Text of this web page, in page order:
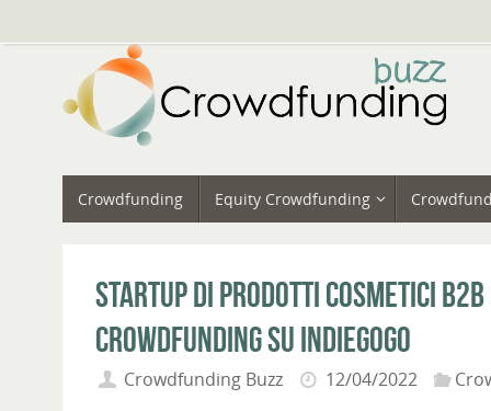
al
contenuto
Crowdfunding Equity Crowdfunding
Startup di prodotti cosmetici
crowdfunding su Indiegogo
Crowdfunding Buzz 12/04/2022